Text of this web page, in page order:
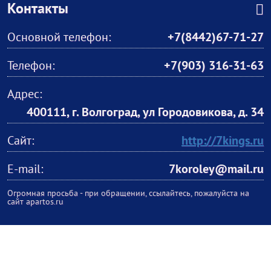
Контакты
Основной телефон:
+7(8442)67-71-27
Телефон:
+7(903) 316-31-63
Адрес:
400111, г. Волгоград, ул Городовикова, д. 34
Сайт:
http://7kings.ru
E-mail:
7koroley@mail.ru
Огромная просьба - при обращении, ссылайтесь, пожалуйста на
сайт apartos.ru